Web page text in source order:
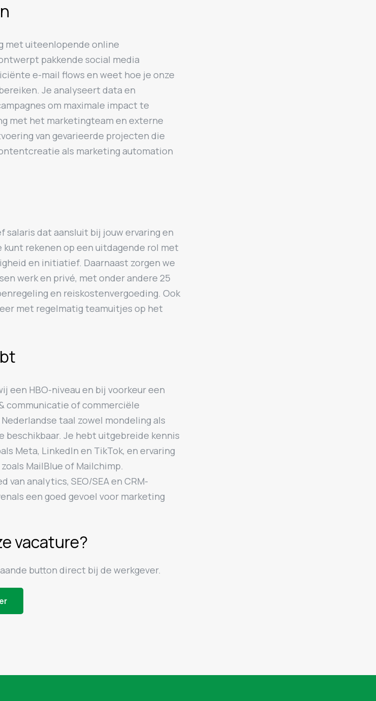
met uiteenlopende online
pakkende social media
e-mail flows en weet hoe je onze
Je analyseert data en
om maximale impact te
met het marketingteam en externe
van gevarieerde projecten die
als marketing automation
dat aansluit bij jouw ervaring en
rekenen op een uitdagende rol met
en initiatief. Daarnaast zorgen we
werk en privé, met onder andere 25
en reiskostenvergoeding. Ook
met regelmatig teamuitjes op het
een HBO-niveau en bij voorkeur een
communicatie of commerciële
taal zowel mondeling als
Je hebt uitgebreide kennis
Meta, LinkedIn en TikTok, en ervaring
MailBlue of Mailchimp.
van analytics, SEO/SEA en CRM-
een goed gevoel voor marketing
vacature?
button direct bij de werkgever.